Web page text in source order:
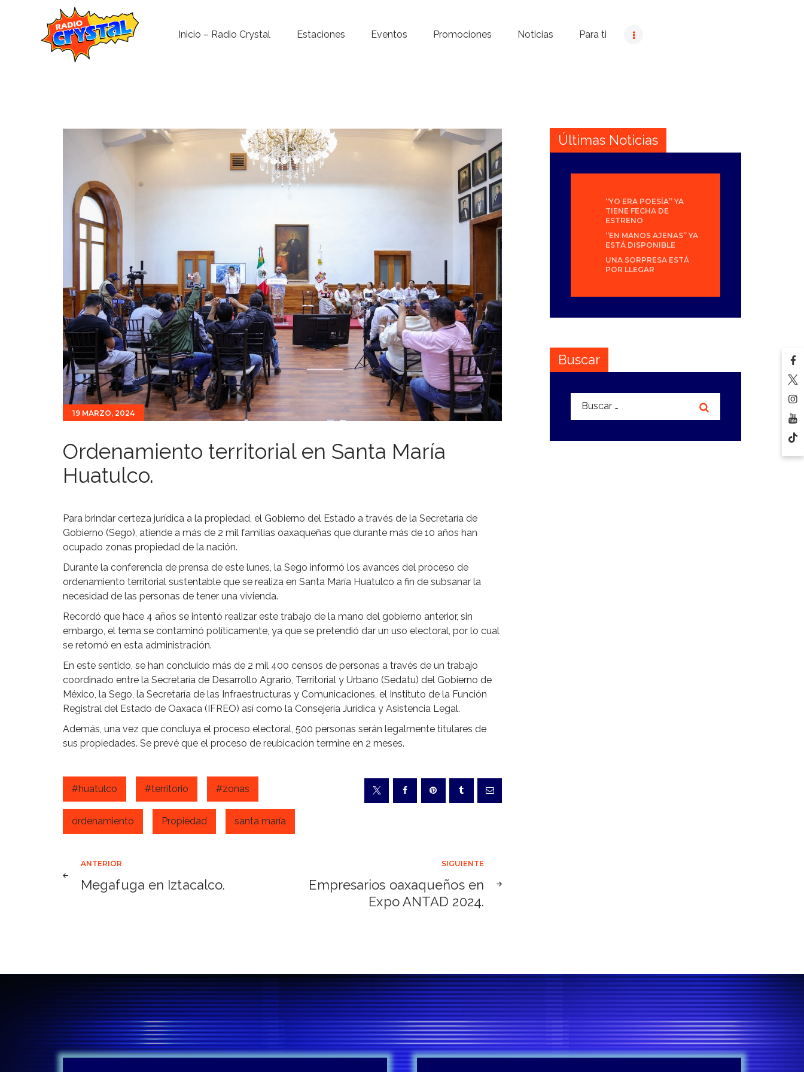
Inicio – Radio Crystal Estaciones Eventos Promociones Noticias Para ti
Noticias
Para ti
19 MARZO, 2024
Ordenamiento territorial en Santa María
Huatulco.
Para brindar certeza jurídica a la propiedad, el Gobierno del Estado a través de la Secretaría de
Gobierno (Sego), atiende a más de 2 mil familias oaxaqueñas que durante más de 10 años han
ocupado zonas propiedad de la nación.
Durante la conferencia de prensa de este lunes, la Sego informó los avances del proceso de
ordenamiento territorial sustentable que se realiza en Santa María Huatulco a fin de subsanar la
necesidad de las personas de tener una vivienda.
Recordó que hace 4 años se intentó realizar este trabajo de la mano del gobierno anterior, sin
embargo, el tema se contaminó políticamente, ya que se pretendió dar un uso electoral, por lo cual
se retomó en esta administración.
En este sentido, se han concluido más de 2 mil 400 censos de personas a través de un trabajo
coordinado entre la Secretaría de Desarrollo Agrario, Territorial y Urbano (Sedatu) del Gobierno de
México, la Sego, la Secretaría de las Infraestructuras y Comunicaciones, el Instituto de la Función
Registral del Estado de Oaxaca (IFREO) así como la Consejería Jurídica y Asistencia Legal.
Además, una vez que concluya el proceso electoral, 500 personas serán legalmente titulares de
sus propiedades. Se prevé que el proceso de reubicación termine en 2 meses.
#huatulco #territorio #zonas
ordenamiento Propiedad santa maría
Navegación
ANTERIOR
Megafuga en Iztacalco.
SIGUIENTE
Empresarios oaxaqueños en
Expo ANTAD 2024.
Últimas Noticias
“YO ERA POESÍA” YA
TIENE FECHA DE
ESTRENO
“EN MANOS AJENAS” YA
ESTÁ DISPONIBLE
UNA SORPRESA ESTÁ
POR LLEGAR
Buscar
Buscar: